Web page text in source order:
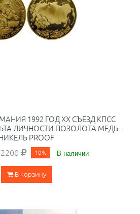
1992 ГОД XX СЪЕЗД КПСС
ЛИЧНОСТИ ПОЗОЛОТА МЕДЬ-
PROOF
2200 10% В наличии
В корзину